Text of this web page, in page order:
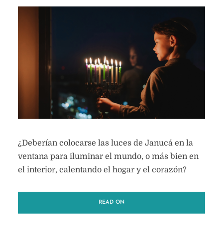
¿Deberían colocarse las luces de Janucá en la
ventana para iluminar el mundo, o más bien en
el interior, calentando el hogar y el corazón?
READ ON